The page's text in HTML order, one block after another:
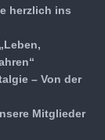
herzlich ins
– Von der
Mitglieder